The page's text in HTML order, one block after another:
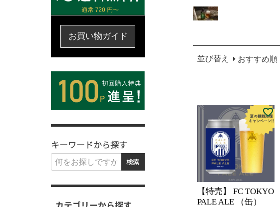
お買い物ガイド
キーワードから探す
検索
並び替え おすすめ順
【特売】 FC TOKYO
PALE ALE （缶）